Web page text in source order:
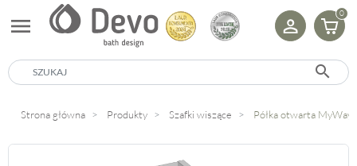
menu 0
search
Strona główna Produkty Szafki wiszące Półka otwarta MyWay.